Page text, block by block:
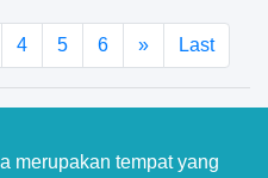
4 5 6 » Last
merupakan tempat yang